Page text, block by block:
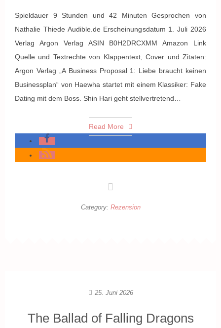
Spieldauer 9 Stunden und 42 Minuten Gesprochen von
Nathalie Thiede Audible.de Erscheinungsdatum 1. Juli 2026
Verlag Argon Verlag ASIN B0H2DRCXMM Amazon Link
Quelle und Textrechte von Klappentext, Cover und Zitaten:
Argon Verlag „A Business Proposal 1: Liebe braucht keinen
Businessplan“ von Haewha startet mit einem Klassiker: Fake
Dating mit dem Boss. Shin Hari geht stellvertretend…
Read More
Category: Rezension
25. Juni 2026
The Ballad of Falling Dragons